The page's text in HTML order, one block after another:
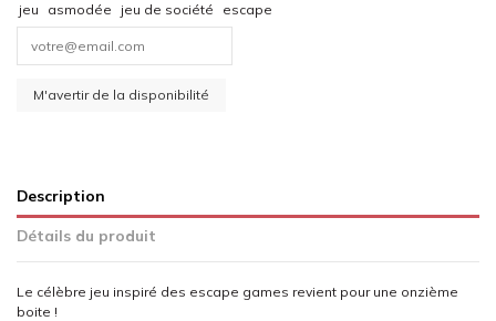
jeu asmodée jeu de société escape
Description
Détails du produit
Le célèbre jeu inspiré des escape games revient pour une onzième
boite !